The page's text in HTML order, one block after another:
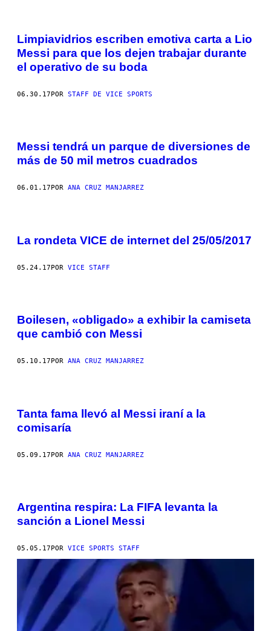
Limpiavidrios escriben emotiva carta a Lio
Messi para que los dejen trabajar durante
el operativo de su boda
06.30.17POR STAFF DE VICE SPORTS
Messi tendrá un parque de diversiones de
más de 50 mil metros cuadrados
06.01.17 POR ANA CRUZ MANJARREZ
La rondeta VICE de internet del 25/05/2017
05.24.17POR VICE STAFF
Boilesen, «obligado» a exhibir la camiseta
que cambió con Messi
05.10.17 POR ANA CRUZ MANJARREZ
Tanta fama llevó al Messi iraní a la
comisaría
05.09.17POR ANA CRUZ MANJARREZ
Argentina respira: La FIFA levanta la
sanción a Lionel Messi
05.05.17 POR VICE SPORTS STAFF